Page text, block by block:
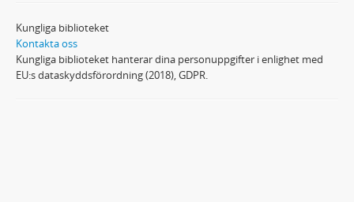
Kungliga biblioteket
Kontakta oss
Kungliga biblioteket hanterar dina personuppgifter i enlighet med
EU:s dataskyddsförordning (2018), GDPR.